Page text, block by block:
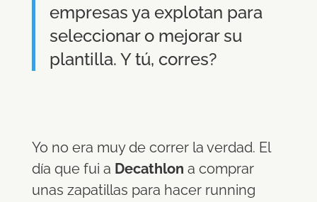
empresas ya explotan para
seleccionar o mejorar su
plantilla. Y tú, corres?
Yo no era muy de correr la verdad. El
día que fui a Decathlon a comprar
unas zapatillas para hacer running